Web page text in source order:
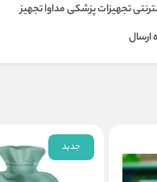
تجهیزات پزشکی مداوا تجهیز
ارسال
جدید